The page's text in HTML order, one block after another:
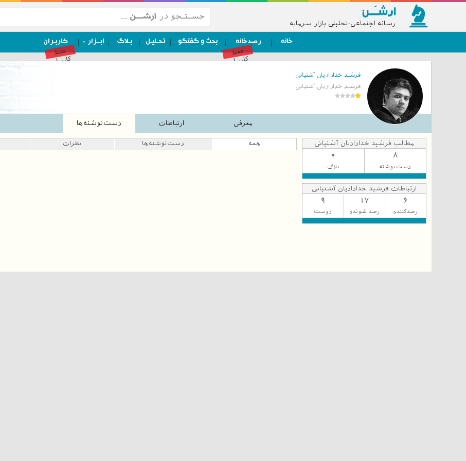
رسانه اجتماعی-تحلیلی بازار سرمایه
خانه رصدخانه
فقط
کاربران
بحث و گفتگو تحـلیـل بـلاگ ابــزار کاربـران
فقط
کاربران
فرشید خدادادیان آشتیانی
فرشید خدادادیان آشتیانی
معرفی ارتباطات دست‌نوشته‌ها
مطالب فرشید خدادادیان آشتیانی
8
دست‌نوشته
0
بلاگ
ارتباطات فرشید خدادادیان آشتیانی
6
رصدکننده
17
رصد شونده
9
دوست
همه دست‌نوشته‌ها نظرات